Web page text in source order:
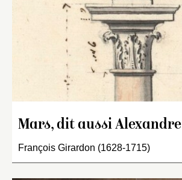
Mars, dit aussi Alexandre
François Girardon (1628-1715)